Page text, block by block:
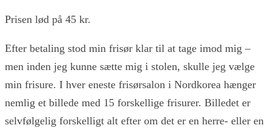
Prisen lød på 45 kr.
Efter betaling stod min frisør klar til at tage imod mig –
men inden jeg kunne sætte mig i stolen, skulle jeg vælge
min frisure. I hver eneste frisørsalon i Nordkorea hænger
nemlig et billede med 15 forskellige frisurer. Billedet er
selvfølgelig forskelligt alt efter om det er en herre- eller en